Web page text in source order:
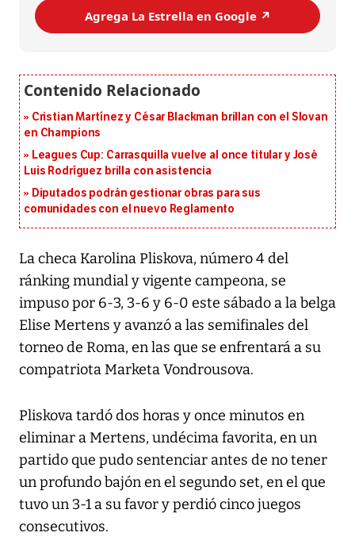
Agrega La Estrella en Google ↗️
Cristian Martínez y César Blackman brillan con el Slovan
en Champions
Leagues Cup: Carrasquilla vuelve al once titular y José
Luis Rodríguez brilla con asistencia
Diputados podrán gestionar obras para sus
comunidades con el nuevo Reglamento
La checa Karolina Pliskova, número 4 del
ránking mundial y vigente campeona, se
impuso por 6-3, 3-6 y 6-0 este sábado a la belga
Elise Mertens y avanzó a las semifinales del
torneo de Roma, en las que se enfrentará a su
compatriota Marketa Vondrousova.
Pliskova tardó dos horas y once minutos en
eliminar a Mertens, undécima favorita, en un
partido que pudo sentenciar antes de no tener
un profundo bajón en el segundo set, en el que
tuvo un 3-1 a su favor y perdió cinco juegos
consecutivos.